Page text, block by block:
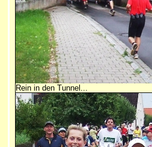
Rein in den Tunnel...